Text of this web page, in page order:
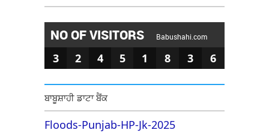
NO OF VISITORS Babushahi.com
3 2 4 5 1 8 3 6
ਬਾਬੂਸ਼ਾਹੀ ਡਾਟਾ ਬੈਂਕ
Floods-Punjab-HP-Jk-2025